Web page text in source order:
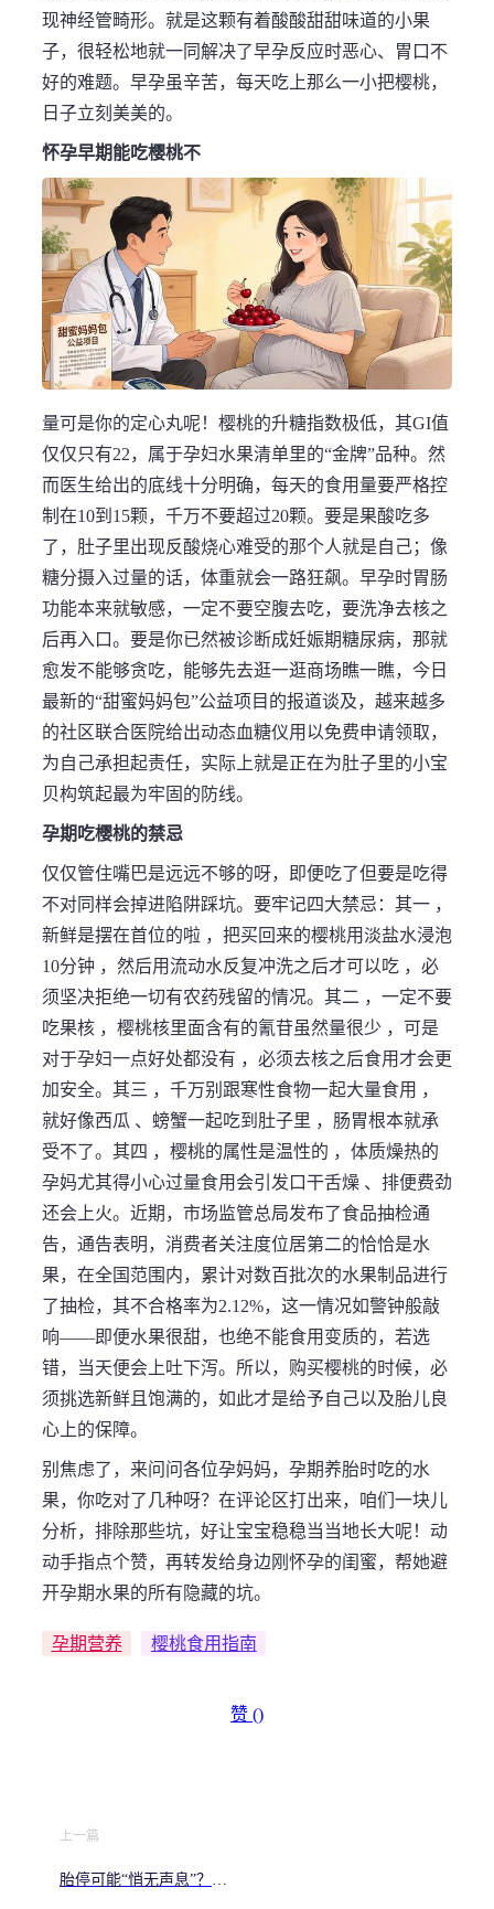
现神经管畸形。就是这颗有着酸酸甜甜味道的小果
子，很轻松地就一同解决了早孕反应时恶心、胃口不
好的难题。早孕虽辛苦，每天吃上那么一小把樱桃，
日子立刻美美的。
怀孕早期能吃樱桃不
量可是你的定心丸呢！樱桃的升糖指数极低，其GI值
仅仅只有22，属于孕妇水果清单里的“金牌”品种。然
而医生给出的底线十分明确，每天的食用量要严格控
制在10到15颗，千万不要超过20颗。要是果酸吃多
了，肚子里出现反酸烧心难受的那个人就是自己；像
糖分摄入过量的话，体重就会一路狂飙。早孕时胃肠
功能本来就敏感，一定不要空腹去吃，要洗净去核之
后再入口。要是你已然被诊断成妊娠期糖尿病，那就
愈发不能够贪吃，能够先去逛一逛商场瞧一瞧，今日
最新的“甜蜜妈妈包”公益项目的报道谈及，越来越多
的社区联合医院给出动态血糖仪用以免费申请领取，
为自己承担起责任，实际上就是正在为肚子里的小宝
贝构筑起最为牢固的防线。
孕期吃樱桃的禁忌
仅仅管住嘴巴是远远不够的呀，即便吃了但要是吃得
不对同样会掉进陷阱踩坑。要牢记四大禁忌：其一 ，
新鲜是摆在首位的啦 ，把买回来的樱桃用淡盐水浸泡
10分钟 ，然后用流动水反复冲洗之后才可以吃 ，必
须坚决拒绝一切有农药残留的情况。其二 ，一定不要
吃果核 ，樱桃核里面含有的氰苷虽然量很少 ，可是
对于孕妇一点好处都没有 ，必须去核之后食用才会更
加安全。其三 ，千万别跟寒性食物一起大量食用 ，
就好像西瓜 、螃蟹一起吃到肚子里 ，肠胃根本就承
受不了。其四 ，樱桃的属性是温性的 ，体质燥热的
孕妈尤其得小心过量食用会引发口干舌燥 、排便费劲
还会上火。近期，市场监管总局发布了食品抽检通
告，通告表明，消费者关注度位居第二的恰恰是水
果，在全国范围内，累计对数百批次的水果制品进行
了抽检，其不合格率为2.12%，这一情况如警钟般敲
响——即便水果很甜，也绝不能食用变质的，若选
错，当天便会上吐下泻。所以，购买樱桃的时候，必
须挑选新鲜且饱满的，如此才是给予自己以及胎儿良
心上的保障。
别焦虑了，来问问各位孕妈妈，孕期养胎时吃的水
果，你吃对了几种呀？在评论区打出来，咱们一块儿
分析，排除那些坑，好让宝宝稳稳当当地长大呢！动
动手指点个赞，再转发给身边刚怀孕的闺蜜，帮她避
开孕期水果的所有隐藏的坑。
孕期营养 樱桃食用指南
赞 ()
上一篇
胎停可能“悄无声息”？别